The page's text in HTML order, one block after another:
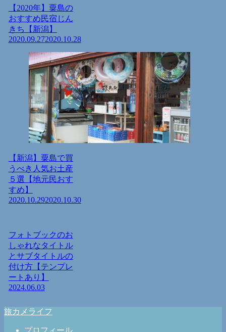
【2020年】粟島の
おすすめ民宿じん
きち【新潟】
2020.09.272020.10.28
【新潟】粟島で買
うべき人気お土産
５選【地元民おす
すめ】
2020.10.292020.10.30
フォトブックのお
しゃれなタイトル
とサブタイトルの
付け方【テンプレ
ートあり】
2024.06.03
旅カメライフ